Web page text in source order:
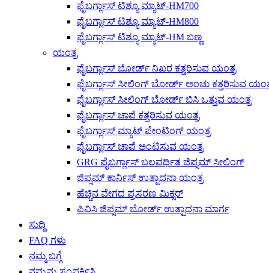
ಫೈಬರ್ಗ್ಲಾಸ್ ಟಿಶ್ಯೂ ಮ್ಯಾಟ್-HM700
ಫೈಬರ್ಗ್ಲಾಸ್ ಟಿಶ್ಯೂ ಮ್ಯಾಟ್-HM800
ಫೈಬರ್ಗ್ಲಾಸ್ ಟಿಶ್ಯೂ ಮ್ಯಾಟ್-HM ಬಣ್ಣ
ಯಂತ್ರ
ಫೈಬರ್ಗ್ಲಾಸ್ ಬೋರ್ಡ್ ನಿಖರ ಕತ್ತರಿಸುವ ಯಂತ್ರ
ಫೈಬರ್ಗ್ಲಾಸ್ ಸೀಲಿಂಗ್ ಬೋರ್ಡ್ ಅಂಚು ಕತ್ತರಿಸುವ
ಫೈಬರ್ಗ್ಲಾಸ್ ಸೀಲಿಂಗ್ ಬೋರ್ಡ್ ಬಿಸಿ ಒತ್ತುವ ಯಂತ್ರ
ಫೈಬರ್ಗ್ಲಾಸ್ ಚಾಪೆ ಕತ್ತರಿಸುವ ಯಂತ್ರ
ಫೈಬರ್ಗ್ಲಾಸ್ ಮ್ಯಾಟ್ ಪೇಂಟಿಂಗ್ ಯಂತ್ರ
ಫೈಬರ್ಗ್ಲಾಸ್ ಚಾಪೆ ಅಂಟಿಸುವ ಯಂತ್ರ
GRG ಫೈಬರ್ಗ್ಲಾಸ್ ಬಲವರ್ಧಿತ ಜಿಪ್ಸಮ್ ಸೀಲಿಂಗ್
ಜಿಪ್ಸಮ್ ಕಾರ್ನಿಸ್ ಉತ್ಪಾದನಾ ಯಂತ್ರ
ಹೆಚ್ಚಿನ ವೇಗದ ಪ್ರಸರಣ ಮಿಕ್ಸರ್
ಪಿವಿಸಿ ಜಿಪ್ಸಮ್ ಬೋರ್ಡ್ ಉತ್ಪಾದನಾ ಮಾರ್ಗ
ಸುದ್ದಿ
FAQ ಗಳು
ನಮ್ಮ ಬಗ್ಗೆ